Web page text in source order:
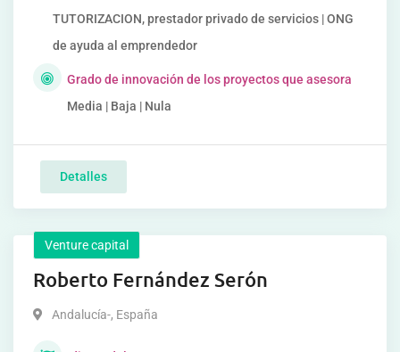
TUTORIZACION, prestador privado de servicios | ONG
de ayuda al emprendedor
Grado de innovación de los proyectos que asesora
Media | Baja | Nula
Detalles
Venture capital
Roberto Fernández Serón
Andalucía-, España